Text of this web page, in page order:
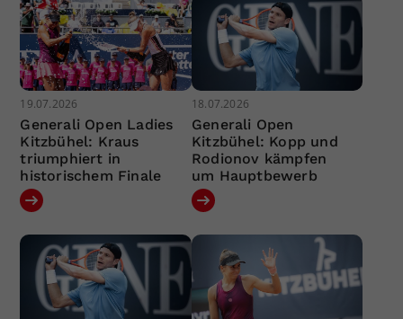
19.07.2026
Generali Open Ladies
Kitzbühel: Kraus
triumphiert in
historischem Finale
18.07.2026
Generali Open
Kitzbühel: Kopp und
Rodionov kämpfen
um Hauptbewerb